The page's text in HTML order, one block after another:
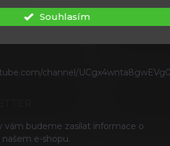
Souhlasím
na Facebooku
channel/
vám budeme zasílat informace o
e-shopu.